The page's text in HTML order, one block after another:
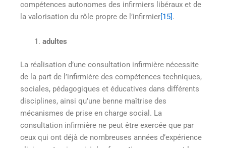
compétences autonomes des infirmiers libéraux et de
la valorisation du rôle propre de l’infirmier[15].
adultes
La réalisation d’une consultation infirmière nécessite
de la part de l’infirmière des compétences techniques,
sociales, pédagogiques et éducatives dans différents
disciplines, ainsi qu’une benne maîtrise des
mécanismes de prise en charge social. La
consultation infirmière ne peut être exercée que par
ceux qui ont déjà de nombreuses années d’expérience